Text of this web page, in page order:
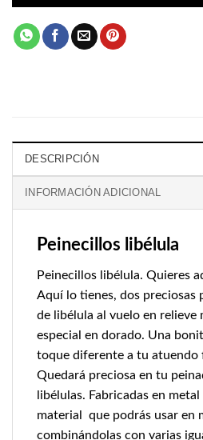
DESCRIPCIÓN
INFORMACIÓN ADICIONAL
Peinecillos libélula
Peinecillos libélula. Quieres
Aquí lo tienes, dos preciosas
de libélula al vuelo en relieve
especial en dorado. Una
toque diferente a tu atuendo
Quedará preciosa en tu
libélulas. Fabricadas en
material que podrás usar en
combinándolas con varias